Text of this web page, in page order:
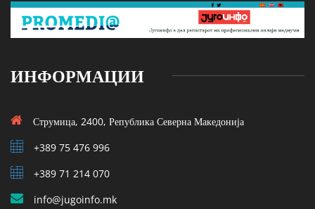
ИНФОРМАЦИИ
Струмица, 2400, Република Северна Македонија
+389 75 476 996
+389 71 214 070
info@jugoinfo.mk